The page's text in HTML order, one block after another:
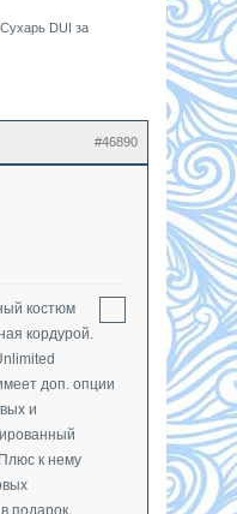
Сухарь DUI за
#46890
костюм
кордурой.
доп. опции
и
к нему
подарок.